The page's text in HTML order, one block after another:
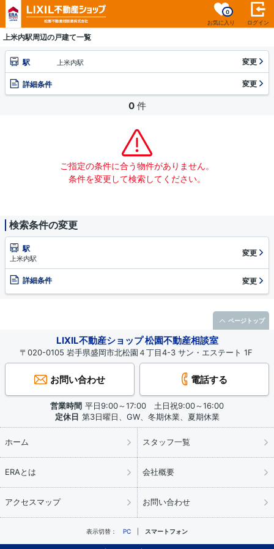
お気に入り
0
ログイン
上米内駅周辺の戸建て一覧
駅 上米内駅 変更
詳細条件 変更
0 件
ご指定の条件に合う物件がありません。
条件を変更して検索してください。
検索条件の変更
駅
上米内駅
変更
詳細条件 変更
LIXIL不動産ショップ 松園不動産相談室
〒020-0105 岩手県盛岡市北松園４丁目4-3 サン・エステート 1F
お問い合わせ 電話する
営業時間 平日9:00～17:00 土日祝9:00～16:00
定休日 第3日曜日、GW、冬期休業、夏期休業
ホーム スタッフ一覧
ERAとは 会社概要
アクセスマップ お問い合わせ
表示切替： PC スマートフォン
ページトップ